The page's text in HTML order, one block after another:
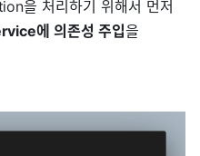
을 처리하기 위해서 먼저
에 의존성 주입을